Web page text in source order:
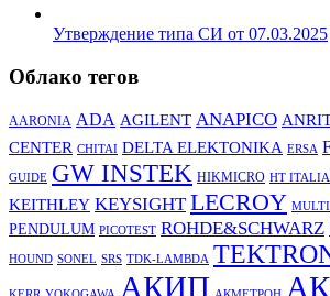
Утверждение типа СИ от 07.03.2025
Облако тегов
AARONIA ADA AGILENT ANAPICO
CENTER CHITAI DELTA ELEKTONIKA ERSA
GUIDE GW INSTEK HIKMICRO HT ITALIA
KEITHLEY KEYSIGHT LECROY MULTI
PENDULUM PICOTEST ROHDE&SCHWARZ
HOUND SONEL SRS TDK-LAMBDA
АКИП